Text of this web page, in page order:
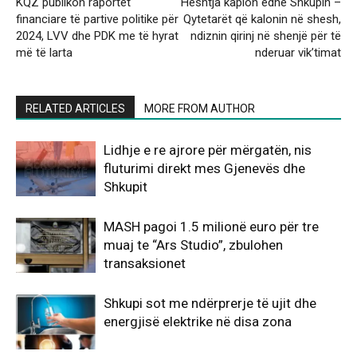
financiare të partive politike për
2024, LVV dhe PDK me të hyrat
më të larta
Qytetarët që kalonin në shesh,
ndiznin qirinj në shenjë për të
nderuar vik’timat
RELATED ARTICLES MORE FROM AUTHOR
Lidhje e re ajrore për mërgatën, nis
fluturimi direkt mes Gjenevës dhe
Shkupit
MASH pagoi 1.5 milionë euro për tre
muaj te “Ars Studio”, zbulohen
transaksionet
Shkupi sot me ndërprerje të ujit dhe
energjisë elektrike në disa zona